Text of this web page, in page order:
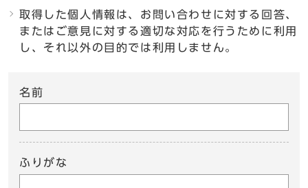
取得した個人情報は、お問い合わせに対する回答、
またはご意見に対する適切な対応を行うために利用
し、それ以外の目的では利用しません。
名前
ふりがな